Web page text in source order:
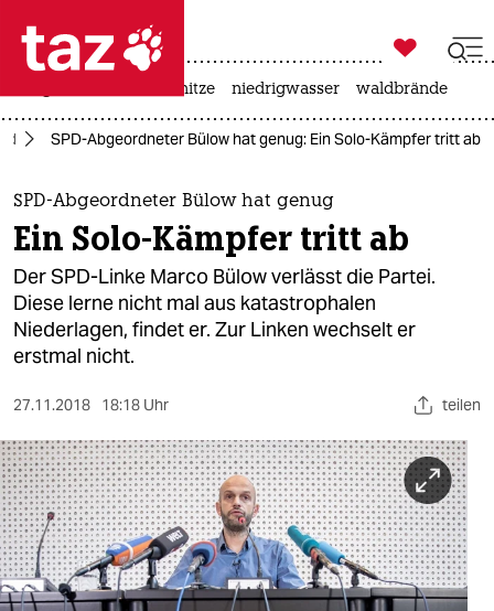
 taz zahl ich
taz zahl ich
themen
politik
öko
gesellschaft
kultur
sport
berlin
nord
wahrheit

taz zahl ich
hitze niedrigwasser waldbrände
SPD-Abgeordneter Bülow hat genug: Ein Solo-Kämpfer tritt ab
SPD-Abgeordneter Bülow hat genug
Ein Solo-Kämpfer tritt ab
Der SPD-Linke Marco Bülow verlässt die Partei.
Diese lerne nicht mal aus katastrophalen
Niederlagen, findet er. Zur Linken wechselt er
erstmal nicht.
27.11.2018 18:18 Uhr teilen